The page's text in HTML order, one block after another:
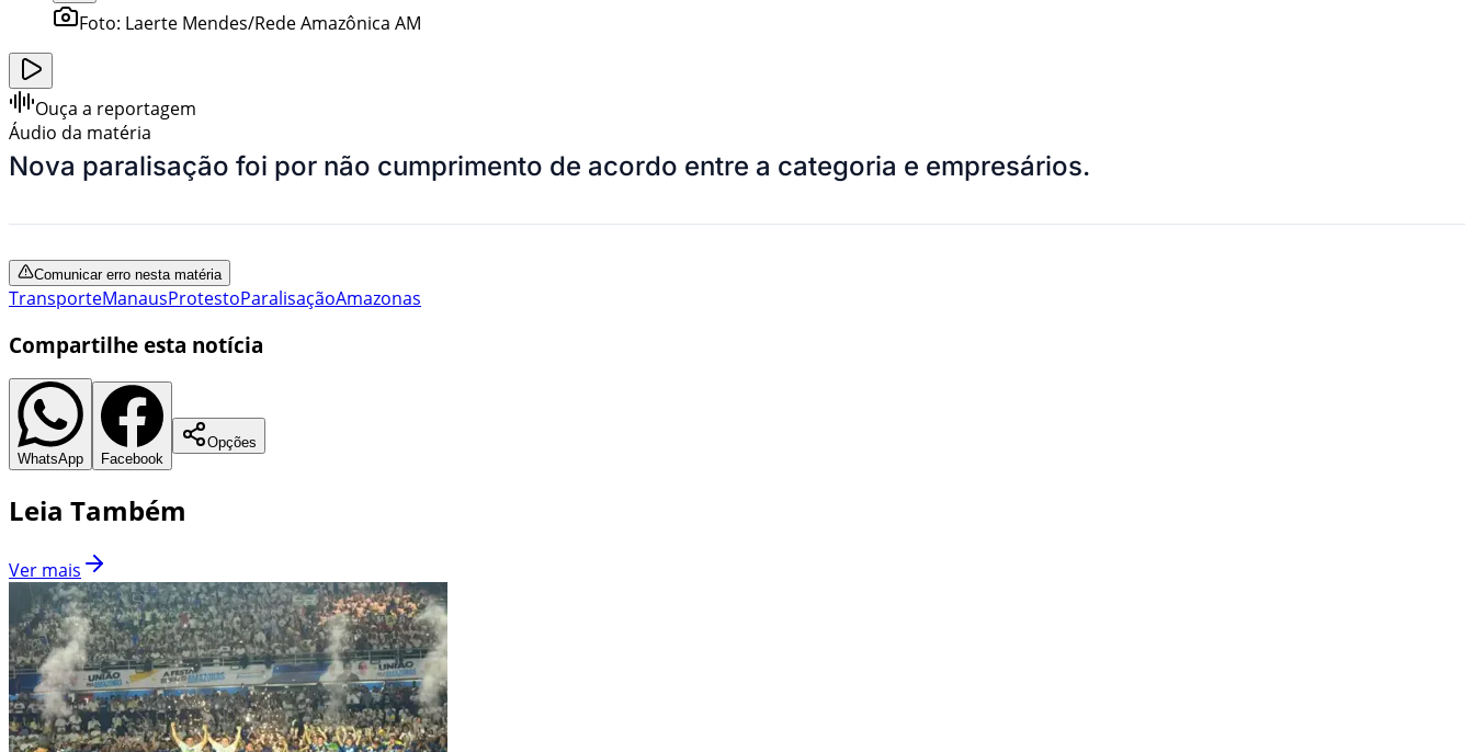
Foto: Laerte Mendes/Rede Amazônica AM
Ouça a reportagem
Áudio da matéria
Nova paralisação foi por não cumprimento de acordo entre a categoria e empresários.
Comunicar erro nesta matéria
TransporteManausProtestoParalisaçãoAmazonas
Compartilhe esta notícia
WhatsApp Facebook
Opções
Leia Também
Ver mais